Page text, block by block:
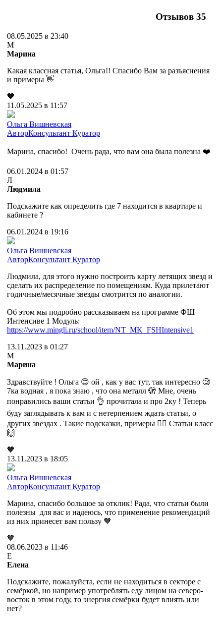
Отзывов 35
08.05.2025 в 23:40
М
Марина
Какая классная статья, Ольга!! Спасибо Вам за разъяснения
и примеры 👋
🧡
11.05.2025 в 11:57
Ольга Вишневская
АвторКонсультант Куратор
Марина, спасибо! Очень рада, что вам она была полезна ❤️
06.01.2024 в 01:57
Л
Людмила
Подскажите как определить где 7 находится в квартире и
кабинете ?
06.01.2024 в 19:16
Ольга Вишневская
АвторКонсультант Куратор
Людмила, для этого нужно построить карту летящих звезд и
сделать их распределение по помещениям. Куда прилетают
годичные/месячные звезды смотрится по аналогии.
Об этом мы подробно рассказываем на программе ФШ
Интенсиве 1 Модуль:
https://www.mingli.ru/school/item/NT_MK_FSHIntensive1
13.11.2023 в 01:27
М
Марина
Здравствуйте ! Ольга 😊 ой , как у вас тут, так интересно 🧐
7ка водная , я пока знаю , что она металл 🫣 Мне, очень
понравились ваши статьи 👌 прочитала и про 2ку ! Теперь
буду заглядывать к вам и с нетерпением ждать статьи, о
других звездах . Такие подсказки, примеры 👍🏼 Статьи класс
🙌
🧡
13.11.2023 в 18:05
Ольга Вишневская
АвторКонсультант Куратор
Марина, спасибо большое за отклик! Рада, что статьи были
полезны для вас и надеюсь, что применение рекомендаций
из них принесет вам пользу 🧡
🧡
08.06.2023 в 11:46
Е
Елена
Подскажите, пожалуйста, если не находиться в секторе с
семёркой, но например употреблять еду лицом на северо-
восток в этом году, то энергия семёрки будет влиять или
нет?